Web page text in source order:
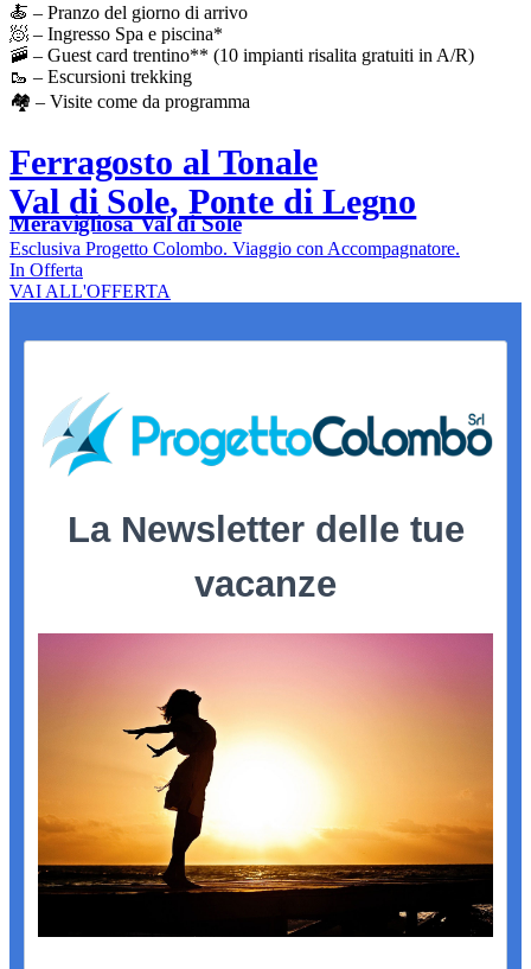
🍝 – Pranzo del giorno di arrivo
🧖 – Ingresso Spa e piscina*
🚠 – Guest card trentino** (10 impianti risalita gratuiti in A/R)
🥾 – Escursioni trekking
🏘️ – Visite come da programma
Ferragosto al Tonale
Val di Sole, Ponte di Legno
Meravigliosa Val di Sole
Esclusiva Progetto Colombo. Viaggio con Accompagnatore.
In Offerta
VAI ALL'OFFERTA
La Newsletter delle tue
vacanze